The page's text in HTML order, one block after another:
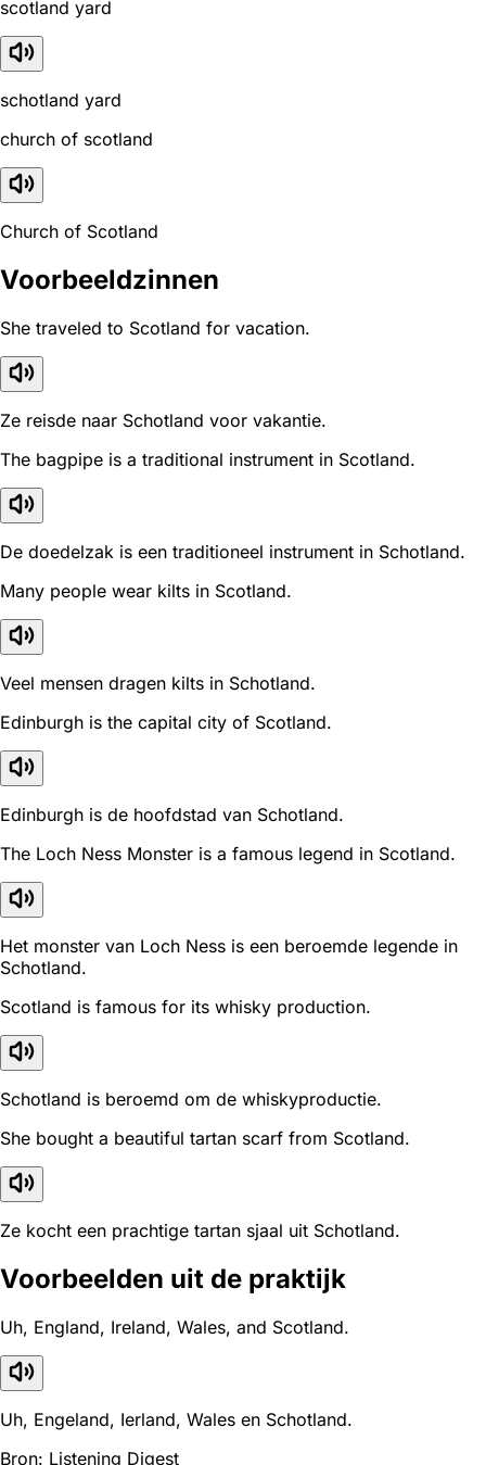
scotland yard
schotland yard
church of scotland
Church of Scotland
Voorbeeldzinnen
She traveled to Scotland for vacation.
Ze reisde naar Schotland voor vakantie.
The bagpipe is a traditional instrument in Scotland.
De doedelzak is een traditioneel instrument in Schotland.
Many people wear kilts in Scotland.
Veel mensen dragen kilts in Schotland.
Edinburgh is the capital city of Scotland.
Edinburgh is de hoofdstad van Schotland.
The Loch Ness Monster is a famous legend in Scotland.
Het monster van Loch Ness is een beroemde legende in
Schotland.
Scotland is famous for its whisky production.
Schotland is beroemd om de whiskyproductie.
She bought a beautiful tartan scarf from Scotland.
Ze kocht een prachtige tartan sjaal uit Schotland.
Voorbeelden uit de praktijk
Uh, England, Ireland, Wales, and Scotland.
Uh, Engeland, Ierland, Wales en Schotland.
Bron: Listening Digest